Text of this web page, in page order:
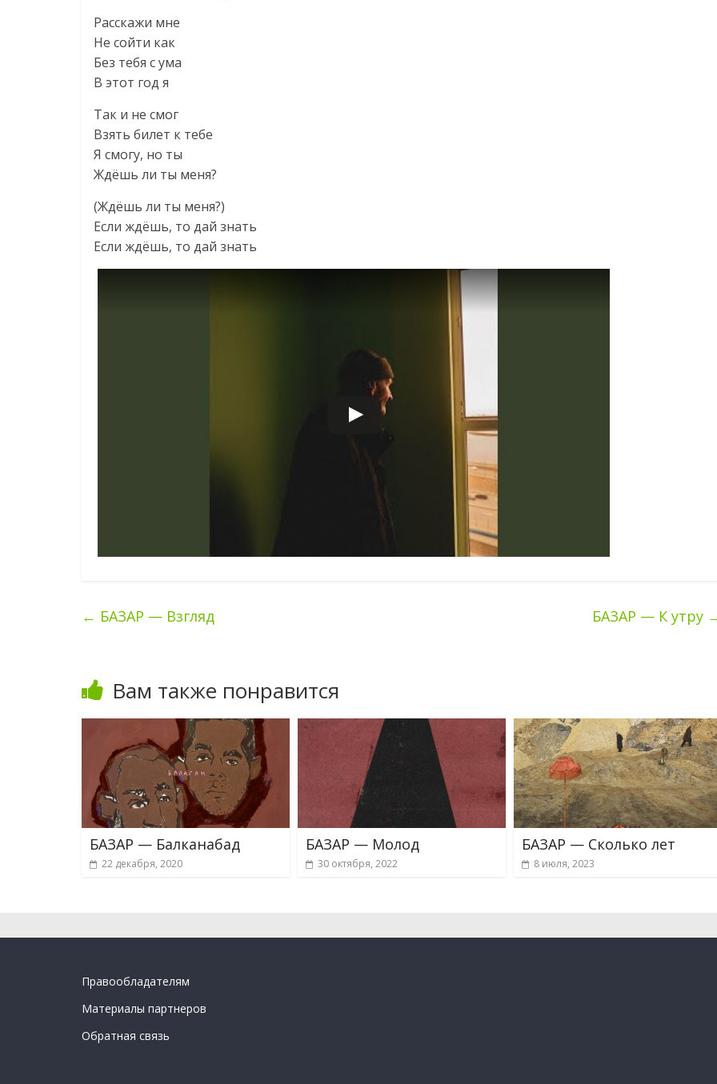
Расскажи мне
Не сойти как
Без тебя с ума
В этот год я
Так и не смог
Взять билет к тебе
Я смогу, но ты
Ждёшь ли ты меня?
(Ждёшь ли ты меня?)
Если ждёшь, то дай знать
Если ждёшь, то дай знать
← БАЗАР — Взгляд БАЗАР — К утру
Вам также понравится
БАЗАР — Балканабад
22 декабря, 2020
БАЗАР — Молод
30 октября, 2022
БАЗАР — Сколько лет
8 июля, 2023
Правообладателям
Материалы партнеров
Обратная связь